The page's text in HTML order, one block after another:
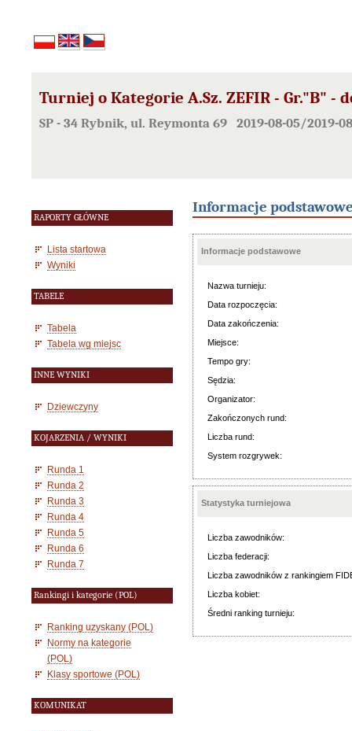
Turniej o Kategorie A.Sz. ZEFIR - Gr."B" -
SP - 34 Rybnik, ul. Reymonta 69 2019-08-05/2019-
RAPORTY GŁÓWNE
Lista startowa
Wyniki
TABELE
Tabela
Tabela wg miejsc
INNE WYNIKI
Dziewczyny
KOJARZENIA / WYNIKI
Runda 1
Runda 2
Runda 3
Runda 4
Runda 5
Runda 6
Runda 7
Rankingi i kategorie (POL)
Ranking uzyskany (POL)
Normy na kategorie
(POL)
Klasy sportowe (POL)
KOMUNIKAT
Informacje
Informacje podstawowe
Nazwa turnieju:
Data rozpoczęcia:
Data zakończenia:
Miejsce:
Tempo gry:
Sędzia:
Organizator:
Zakończonych rund:
Liczba rund:
System rozgrywek:
Statystyka turniejowa
Liczba zawodników:
Liczba federacji:
Liczba zawodników z rankingiem
Liczba kobiet:
Średni ranking turnieju: